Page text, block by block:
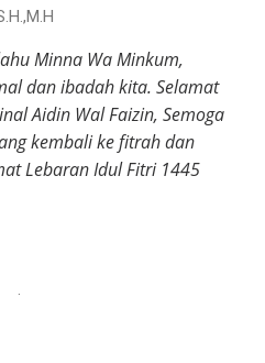
Minna Wa Minkum,
dan ibadah kita. Selamat
Aidin Wal Faizin, Semoga
kembali ke fitrah dan
Lebaran Idul Fitri 1445